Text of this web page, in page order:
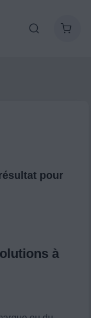
pour
à